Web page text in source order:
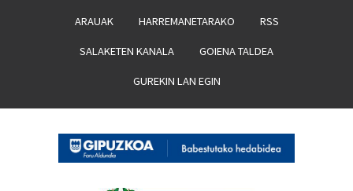
ARAUAK HARREMANETARAKO RSS
SALAKETEN KANALA GOIENA TALDEA
GUREKIN LAN EGIN